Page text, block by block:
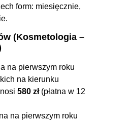
form: miesięcznie,
(Kosmetologia –
na pierwszym roku
na kierunku
580 zł(płatna w 12
na pierwszym roku